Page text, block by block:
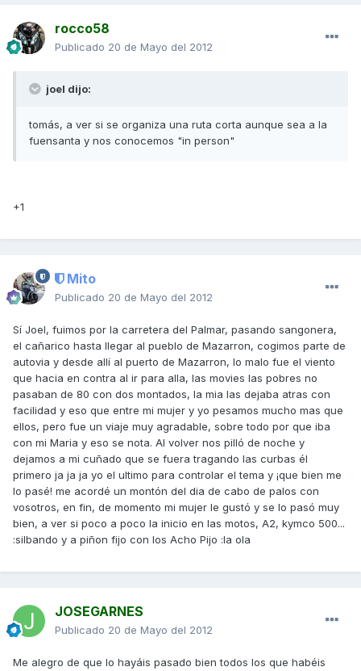
rocco58
Publicado 20 de Mayo del 2012
joel dijo:
tomás, a ver si se organiza una ruta corta aunque sea a la
fuensanta y nos conocemos "in person"
+1
Mito
Publicado 20 de Mayo del 2012
Sí Joel, fuimos por la carretera del Palmar, pasando sangonera,
el cañarico hasta llegar al pueblo de Mazarron, cogimos parte de
autovia y desde allí al puerto de Mazarron, lo malo fue el viento
que hacia en contra al ir para alla, las movies las pobres no
pasaban de 80 con dos montados, la mia las dejaba atras con
facilidad y eso que entre mi mujer y yo pesamos mucho mas que
ellos, pero fue un viaje muy agradable, sobre todo por que iba
con mi Maria y eso se nota. Al volver nos pilló de noche y
dejamos a mi cuñado que se fuera tragando las curbas él
primero ja ja ja yo el ultimo para controlar el tema y ¡que bien me
lo pasé! me acordé un montón del dia de cabo de palos con
vosotros, en fin, de momento mi mujer le gustó y se lo pasó muy
bien, a ver si poco a poco la inicio en las motos, A2, kymco 500...
:silbando y a piñon fijo con los Acho Pijo :la ola
JOSEGARNES
Publicado 20 de Mayo del 2012
Me alegro de que lo hayáis pasado bien todos los que habéis